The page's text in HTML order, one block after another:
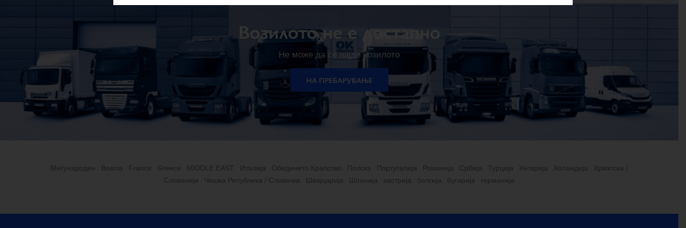
Возилото не е достапно
Не може да се најде возилото
НА ПРЕБАРУВАЊЕ
Меѓународен Bosnia France Greece MIDDLE EAST Италија Обединето Кралство Полска Португалија Романија Србија Турција Унгарија Холандија
Хрватска /
Словенија
Чешка Република / Словачка Швајцарија Шпанија австрија белгија бугарија германија